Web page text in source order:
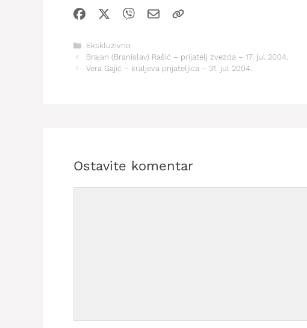
Kategorije
Ekskluzivno
Brajan (Branislav) Rašić – prijatelj zvezda – 17. jul 2004.
Vera Gajić – kraljeva prijateljica – 31. jul 2004.
Ostavite komentar